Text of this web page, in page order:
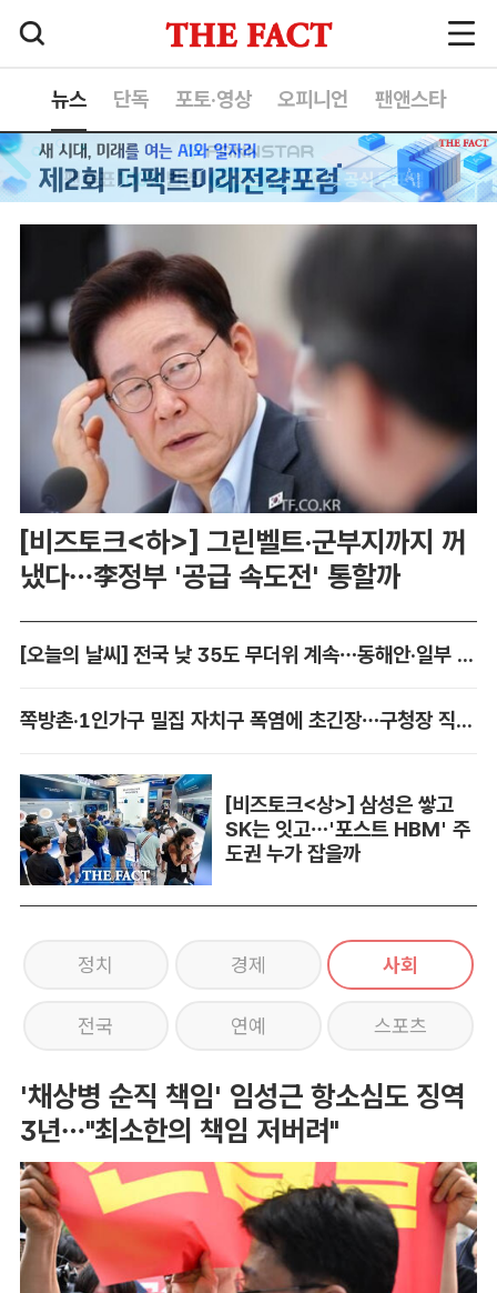
뉴스 단독 포토·영상 오피니언 팬앤스타
[비즈토크<하>] 그린벨트·군부지까지 꺼
냈다…李정부 '공급 속도전' 통할까
[오늘의 날씨] 전국 낮 35도 무더위 계속…동해안·일부 지역 비
쪽방촌·1인가구 밀집 자치구 폭염에 초긴장…구청장 직접 챙긴다
[비즈토크<상>] 삼성은 쌓고
SK는 잇고…'포스트 HBM' 주
도권 누가 잡을까
정치 경제 사회
전국 연예 스포츠
'채상병 순직 책임' 임성근 항소심도 징역
3년…"최소한의 책임 저버려"